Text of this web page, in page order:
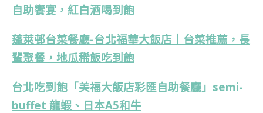
自助饗宴，紅白酒喝到飽
蓬萊邨台菜餐廳-台北福華大飯店｜台菜推薦，長
輩聚餐，地瓜稀飯吃到飽
台北吃到飽「美福大飯店彩匯自助餐廳」semi-
buffet 龍蝦、日本A5和牛